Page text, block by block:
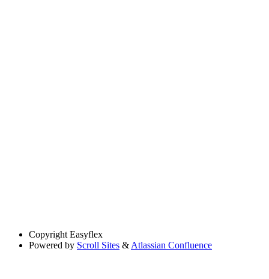
Copyright Easyflex
Powered by Scroll Sites & Atlassian Confluence